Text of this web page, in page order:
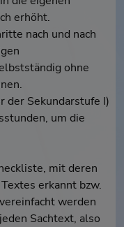
erhöht.
nach und nach
ohne
der Sekundarstufe I)
um die
mit deren
erkannt bzw.
werden
Sachtext, also